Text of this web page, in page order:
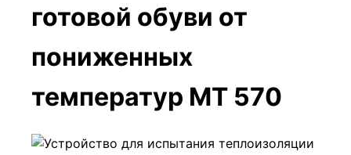
готовой обуви от
пониженных
температур МТ 570